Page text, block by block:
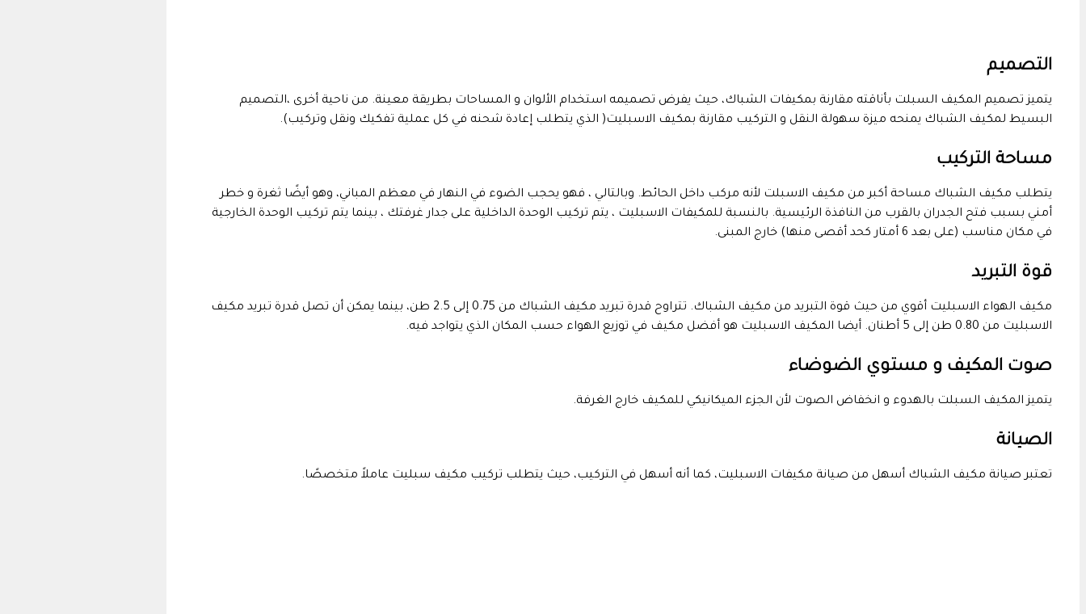
التصميم
يتميز تصميم المكيف السبلت بأناقته مقارنة بمكيفات الشباك، حيث يفرض تصميمه استخدام الألوان و المساحات بطريقة معينة. من ناحية أخرى ،التصميم
البسيط لمكيف الشباك يمنحه ميزة سهولة النقل و التركيب مقارنة بمكيف الاسبليت( الذي يتطلب إعادة شحنه في كل عملية تفكيك ونقل وتركيب).
مساحة التركيب
يتطلب مكيف الشباك مساحة أكبر من مكيف الاسبلت لأنه مركب داخل الحائط. وبالتالي ، فهو يحجب الضوء في النهار في معظم المباني، وهو أيضًا ثغرة و خطر
أمني بسبب فتح الجدران بالقرب من النافذة الرئيسية. بالنسبة للمكيفات الاسبليت ، يتم تركيب الوحدة الداخلية على جدار غرفتك ، بينما يتم تركيب الوحدة الخارجية
في مكان مناسب (على بعد 6 أمتار كحد أقصى منها) خارج المبنى.
قوة التبريد
مكيف الهواء الاسبليت أقوي من حيث قوة التبريد من مكيف الشباك. تتراوح قدرة تبريد مكيف الشباك من 0.75 إلى 2.5 طن، بينما يمكن أن تصل قدرة تبريد مكيف
الاسبليت من 0.80 طن إلى 5 أطنان. أيضا المكيف الاسبليت هو أفضل مكيف في توزيع الهواء حسب المكان الذي يتواجد فيه.
صوت المكيف و مستوي الضوضاء
يتميز المكيف السبلت بالهدوء و انخفاض الصوت لأن الجزء الميكانيكي للمكيف خارج الغرفة.
الصيانة
تعتبر صيانة مكيف الشباك أسهل من صيانة مكيفات الاسبليت، كما أنه أسهل في التركيب، حيث يتطلب تركيب مكيف سبليت عاملاً متخصصًا.